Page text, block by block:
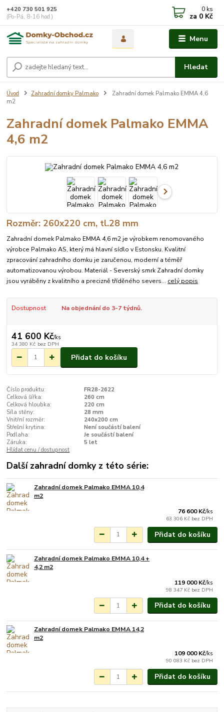
Menu
Hledat
+420 730 501 925
(Po-Pá, 8-16 hod.)
0 ks
za 0 Kč
Úvod Zahradní domky Palmako
Zahradní domek Palmako EMMA 4,6
m2
Zahradní domek Palmako EMMA
4,6 m2
Rozměr: 260x220 cm, tl.28 mm
Zahradní domek Palmako EMMA 4,6 m2 je výrobkem renomovaného
výrobce Palmako AS, který má hlavní sídlo v Estonsku. Kvalitní
zpracování zahradního domku je zaručenou, moderní a téměř
automatizovanou výrobou. Materiál - Severský smrk Zahradní domky
jsou vyráběny z kvalitního a precizně tříděného severs... celý popis
Dostupnost Na objednání do 3-7 týdnů.
41 600 Kč/ks
34 380 Kč bez DPH
Přidat do košíku
Číslo produktu:
FR28-2622
Celková šířka:
260 cm
Celková hloubka:
220 cm
Síla stěny:
28 mm
Vnitřní rozměr:
240x200 cm
Střešní krytina:
Není součástí balení
Podlaha:
Je součástí balení
Záruka:
5 let
Hlídat cenu / dostupnost
Další zahradní domky z této série:
Zahradní domek Palmako EMMA 10,4
m2
76 600 Kč/ks
63 306 Kč bez DPH
Přidat do košíku
Zahradní domek Palmako EMMA 10,4 +
4,2 m2
119 000 Kč/ks
98 347 Kč bez DPH
Přidat do košíku
Zahradní domek Palmako EMMA 14,2
m2
109 000 Kč/ks
90 083 Kč bez DPH
Přidat do košíku